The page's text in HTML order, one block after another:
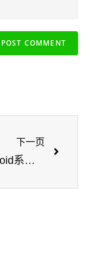
下一页
手机android系统如何使用安装cpolar内网穿透？